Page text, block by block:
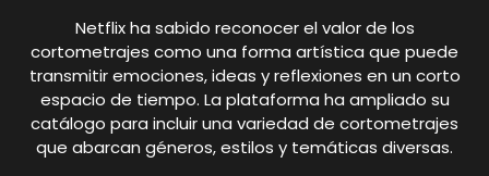
Netflix ha sabido reconocer el valor de los
cortometrajes como una forma artística que puede
transmitir emociones, ideas y reflexiones en un corto
espacio de tiempo. La plataforma ha ampliado su
catálogo para incluir una variedad de cortometrajes
que abarcan géneros, estilos y temáticas diversas.